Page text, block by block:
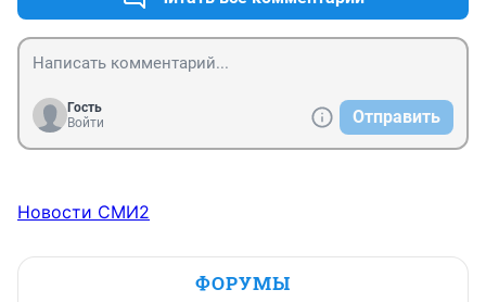
Гость
Войти
Отправить
Новости СМИ2
ФОРУМЫ